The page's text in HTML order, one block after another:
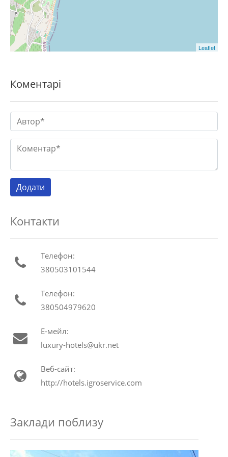
Leaflet
Коментарі
Контакти
Телефон:
380503101544
Телефон:
380504979620
Е-мейл:
luxury-hotels@ukr.net
Веб-сайт:
http://hotels.igroservice.com
Заклади поблизу